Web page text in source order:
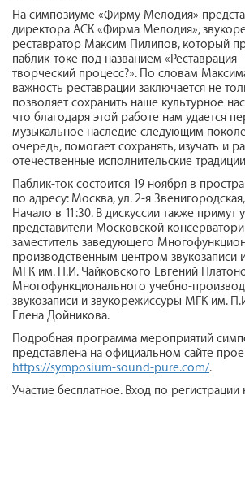
На симпозиуме «Фирму Мелодия»
директора АСК «Фирма Мелодия»,
реставратор Максим Пилипов, который
паблик-токе под названием «Реставрация
творческий процесс?». По словам
важность реставрации заключается не
позволяет сохранить наше культурное
что благодаря этой работе нам удается
музыкальное наследие следующим
очередь, помогает сохранять, изучать и
отечественные исполнительские
Паблик-ток состоится 19 ноября в
по адресу: Москва, ул. 2-я Звенигородская,
Начало в 11:30. В дискуссии также примут
представители Московской
заместитель заведующего
производственным центром звукозаписи
МГК им. П.И. Чайковского Евгений
Многофункционального учебно-
звукозаписи и звукорежиссуры МГК им.
Елена Дойникова.
Подробная программа мероприятий
представлена на официальном сайте
https://symposium-sound-pure.com/.
Участие бесплатное. Вход по регистрации